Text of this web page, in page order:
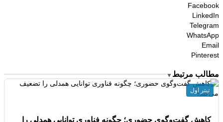
Facebook
LinkedIn
Telegram
WhatsApp
Email
Pinterest
مطالب مرتبط ▼
کاهش گفت‌وگوی حضوری؛ چگونه فناوری توانایی همدلی را
تیتر اول